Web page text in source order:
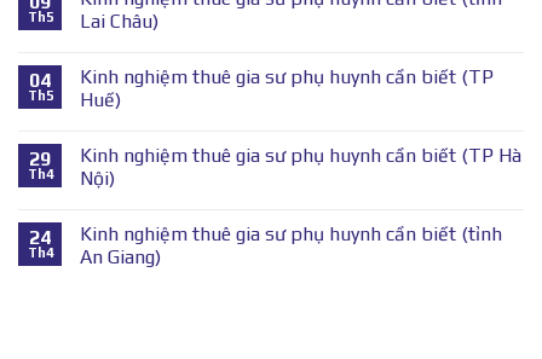
Th5
Lai Châu)
04
Th5
Kinh nghiệm thuê gia sư phụ huynh cần biết (TP
Huế)
29
Th4
Kinh nghiệm thuê gia sư phụ huynh cần biết (TP Hà
Nội)
24
Th4
Kinh nghiệm thuê gia sư phụ huynh cần biết (tỉnh
An Giang)